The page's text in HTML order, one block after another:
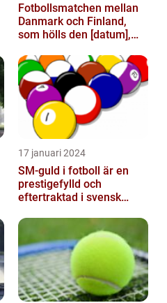
Fotbollsmatchen mellan
Danmark och Finland,
som hölls den [datum],
allvarl...
17 januari 2024
SM-guld i fotboll är en
prestigefylld och
eftertraktad i svensk